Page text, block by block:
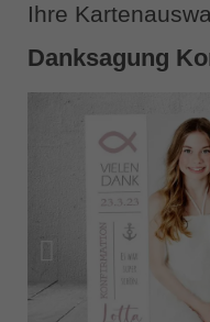
Ihre
Danksagung